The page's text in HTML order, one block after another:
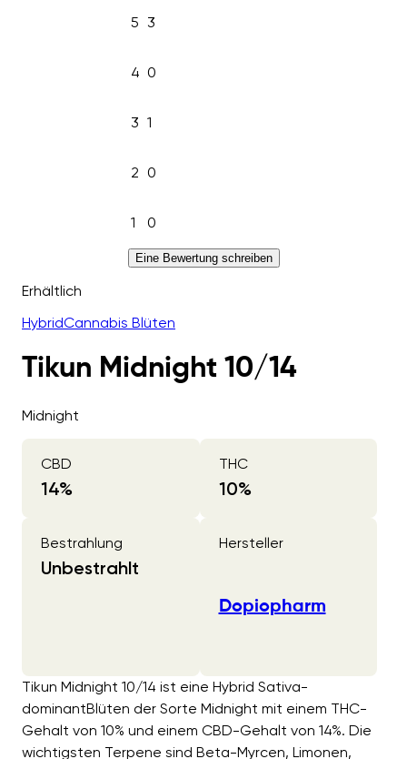
5 3
4 0
3 1
2 0
1 0
Eine Bewertung schreiben
Erhältlich
HybridCannabis Blüten
Tikun Midnight 10/14
Midnight
CBD
14%
THC
10%
Bestrahlung
Unbestrahlt
Hersteller
Dopiopharm
Tikun Midnight 10/14 ist eine Hybrid Sativa-
dominantBlüten der Sorte Midnight mit einem THC-
Gehalt von 10% und einem CBD-Gehalt von 14%. Die
wichtigsten Terpene sind Beta-Myrcen, Limonen,